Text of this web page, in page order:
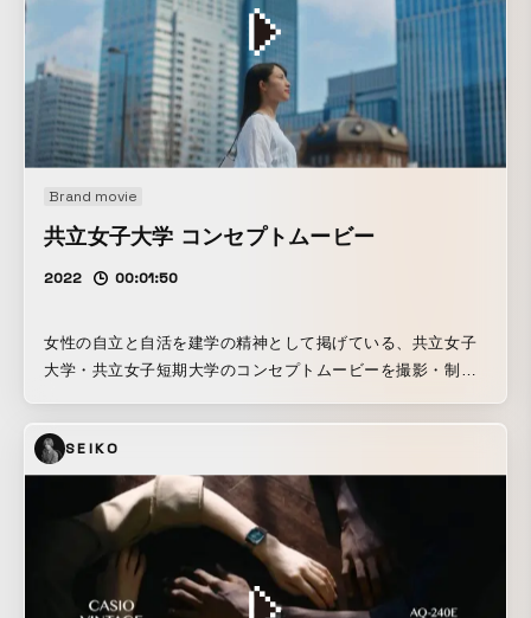
Brand movie
共立女子大学 コンセプトムービー
2022 00:01:50
女性の自立と自活を建学の精神として掲げている、共立女子
大学・共立女子短期大学のコンセプトムービーを撮影・制
素をシームレスに融合させることで他大学との違いを表現し
た。 また高校を卒業して共立女子大の学生になることで、
各々の学生にとって唯一無二のキャンパスライフを過ごすこ
とができるというイメージが伝わることを意識している。
SEIKO